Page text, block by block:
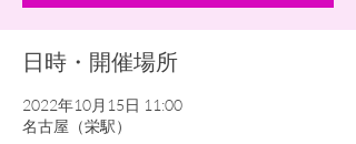
日時・開催場所
2022年10月15日 11:00
名古屋（栄駅）